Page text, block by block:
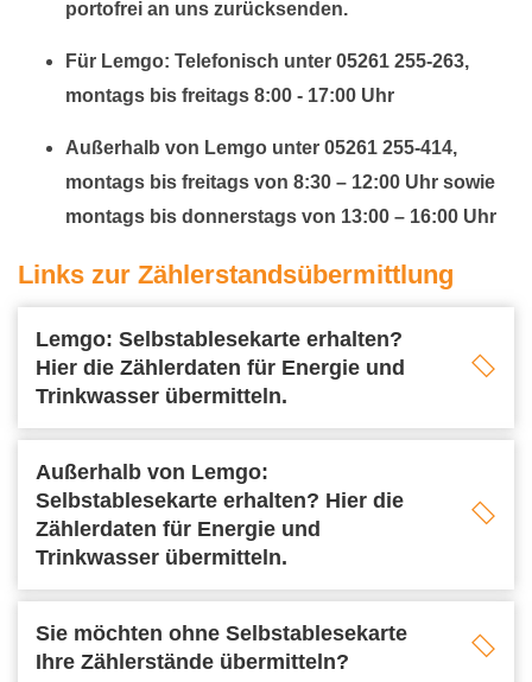
portofrei an uns zurücksenden.
Für Lemgo: Telefonisch unter 05261 255-263,
montags bis freitags 8:00 - 17:00 Uhr
Außerhalb von Lemgo unter 05261 255-414,
montags bis freitags von 8:30 – 12:00 Uhr sowie
montags bis donnerstags von 13:00 – 16:00 Uhr
Links zur Zählerstandsübermittlung
Lemgo: Selbstablesekarte erhalten?
Hier die Zählerdaten für Energie und
Trinkwasser übermitteln.
Außerhalb von Lemgo:
Selbstablesekarte erhalten? Hier die
Zählerdaten für Energie und
Trinkwasser übermitteln.
Sie möchten ohne Selbstablesekarte
Ihre Zählerstände übermitteln?